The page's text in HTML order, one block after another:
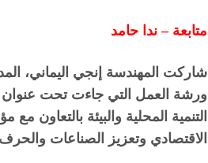
متابعة – ندا حامد
شاركت المهندسة إنجي اليماني،
ورشة العمل التي جاءت تحت عنوان
التنمية المحلية والبيئة
الاقتصادي وتعزيز الصناعات والحرف